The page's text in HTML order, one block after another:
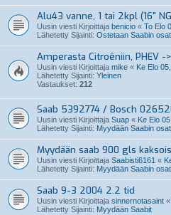
Alu43 vanne, 1 tai 2kpl (16"
Uusin viesti Kirjoittaja benicio « To Elo
Lähetetty Sijainti: Ostetaan Saabin
Amperasta Citroêniin, PHEV -
Uusin viesti Kirjoittaja mike « Ke Elo
Lähetetty Sijainti: Yleinen
Vastaukset: 212
Saab 5392774 / Bosch
Uusin viesti Kirjoittaja Suap « Ke Elo
Lähetetty Sijainti: Myydään Saabin
Myydään saab 900 gls
Uusin viesti Kirjoittaja Saabisti6161 «
Lähetetty Sijainti: Myydään Saabin
Saab 9-3 2004 2.2 tid
Uusin viesti Kirjoittaja sinnernotasaint «
Lähetetty Sijainti: Myydään Saabit